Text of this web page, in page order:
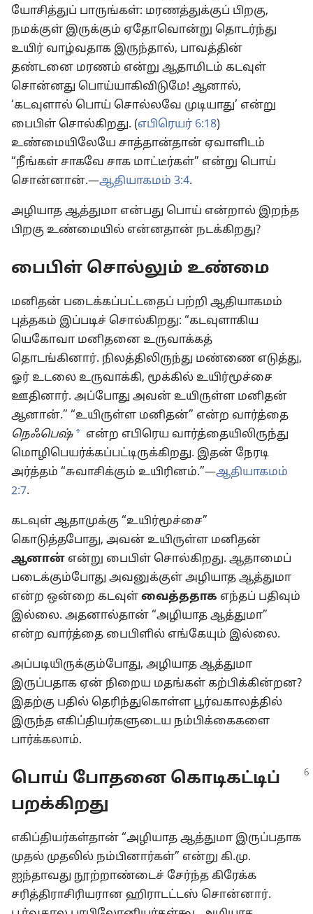
யோசித்துப் பாருங்கள்: மரணத்துக்குப் பிறகு,
நமக்குள் இருக்கும் ஏதோவொன்று தொடர்ந்து
உயிர் வாழ்வதாக இருந்தால், பாவத்தின்
தண்டனை மரணம் என்று ஆதாமிடம் கடவுள்
சொன்னது பொய்யாகிவிடுமே! ஆனால்,
‘கடவுளால் பொய் சொல்லவே முடியாது’ என்று
பைபிள் சொல்கிறது. (எபிரெயர் 6:18)
உண்மையிலேயே சாத்தான்தான் ஏவாளிடம்
“நீங்கள் சாகவே சாக மாட்டீர்கள்” என்று பொய்
சொன்னான்.—ஆதியாகமம் 3:4.
அழியாத ஆத்துமா என்பது பொய் என்றால் இறந்த
பிறகு உண்மையில் என்னதான் நடக்கிறது?
பைபிள் சொல்லும் உண்மை
மனிதன் படைக்கப்பட்டதைப் பற்றி ஆதியாகமம்
புத்தகம் இப்படிச் சொல்கிறது: “கடவுளாகிய
யெகோவா மனிதனை உருவாக்கத்
தொடங்கினார். நிலத்திலிருந்து மண்ணை எடுத்து,
ஓர் உடலை உருவாக்கி, மூக்கில் உயிர்மூச்சை
ஊதினார். அப்போது அவன் உயிருள்ள மனிதன்
ஆனான்.” “உயிருள்ள மனிதன்” என்ற வார்த்தை
நெஃபெஷ் * என்ற எபிரெய வார்த்தையிலிருந்து
மொழிபெயர்க்கப்பட்டிருக்கிறது. இதன் நேரடி
அர்த்தம் “சுவாசிக்கும் உயிரினம்.”—ஆதியாகமம்
2:7.
கடவுள் ஆதாமுக்கு “உயிர்மூச்சை”
கொடுத்தபோது, அவன் உயிருள்ள மனிதன்
ஆனான் என்று பைபிள் சொல்கிறது. ஆதாமைப்
படைக்கும்போது அவனுக்குள் அழியாத ஆத்துமா
என்ற ஒன்றை கடவுள் வைத்ததாக எந்தப் பதிவும்
இல்லை. அதனால்தான் “அழியாத ஆத்துமா”
என்ற வார்த்தை பைபிளில் எங்கேயும் இல்லை.
அப்படியிருக்கும்போது, அழியாத ஆத்துமா
இருப்பதாக ஏன் நிறைய மதங்கள் கற்பிக்கின்றன?
இதற்கு பதில் தெரிந்துகொள்ள பூர்வகாலத்தில்
இருந்த எகிப்தியர்களுடைய நம்பிக்கைகளை
பார்க்கலாம்.
பொய் போதனை கொடிகட்டிப்
பறக்கிறது
எகிப்தியர்கள்தான் “அழியாத ஆத்துமா இருப்பதாக
முதல் முதலில் நம்பினார்கள்” என்று கி.மு.
ஐந்தாவது நூற்றாண்டைச் சேர்ந்த கிரேக்க
சரித்திராசிரியரான ஹிராடட்டஸ் சொன்னார்.